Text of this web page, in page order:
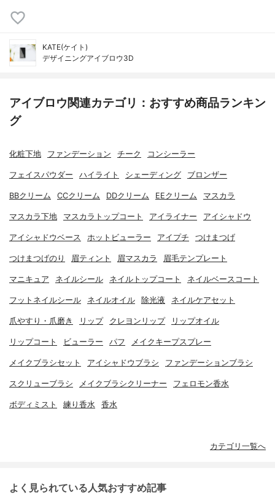
KATE(ケイト)
デザイニングアイブロウ3D
アイブロウ関連カテゴリ：おすすめ商品ランキン
グ
化粧下地 ファンデーション チーク コンシーラー
フェイスパウダー ハイライト シェーディング ブロンザー
BBクリーム CCクリーム DDクリーム EEクリーム マスカラ
マスカラ下地 マスカラトップコート アイライナー アイシャドウ
アイシャドウベース ホットビューラー アイプチ つけまつげ
つけまつげのり 眉ティント 眉マスカラ 眉毛テンプレート
マニキュア ネイルシール ネイルトップコート ネイルベースコート
フットネイルシール ネイルオイル 除光液 ネイルケアセット
爪やすり・爪磨き リップ クレヨンリップ リップオイル
リップコート ビューラー パフ メイクキープスプレー
メイクブラシセット アイシャドウブラシ ファンデーションブラシ
スクリューブラシ メイクブラシクリーナー フェロモン香水
ボディミスト 練り香水 香水
カテゴリ一覧へ
よく見られている人気おすすめ記事